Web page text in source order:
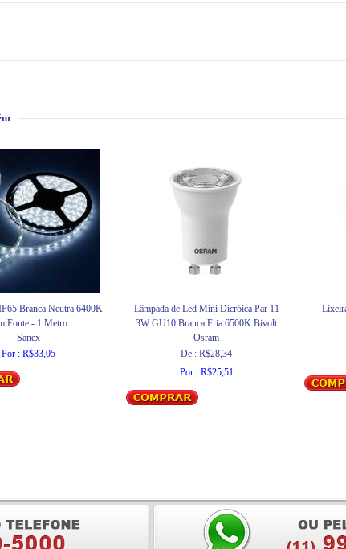
Branca Neutra 6400K
Fonte - 1 Metro
Sanex
Por : R$33,05
Lâmpada de Led Mini Dicróica Par 11
3W GU10 Branca Fria 6500K Bivolt
Osram
De : R$28,34
Por : R$25,51